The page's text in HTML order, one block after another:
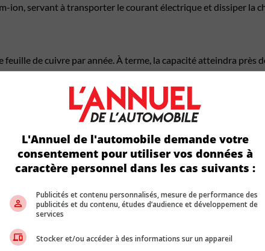
servant à transporter le courant électrique et dissiper la
feuille de cuivre par année. À terme, la capacité atteindra
la dépendance des chaînes d’approvisionnement,
et développement Canada (EDC).
prêt de 150 M$, partiellement pardonnable si certains
Canada confirme que Volta Energy n’a pas encore reçu de
la fabrication propre, liés au traitement des minéraux
L'Annuel de l'automobile demande votre
consentement pour utiliser vos données à
caractère personnel dans les cas suivants :
Publicités et contenu personnalisés, mesure de performance des
publicités et du contenu, études d’audience et développement de
services
Stocker et/ou accéder à des informations sur un appareil